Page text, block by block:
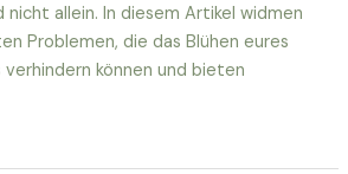
nicht allein. In diesem Artikel widmen
Problemen, die das Blühen eures
verhindern können und bieten